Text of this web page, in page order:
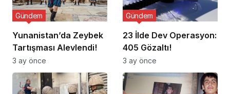
Yunanistan’da Zeybek
Tartışması Alevlendi!
Gündem
3 ay önce
23 İlde Dev Operasyon:
405 Gözaltı!
Gündem
3 ay önce